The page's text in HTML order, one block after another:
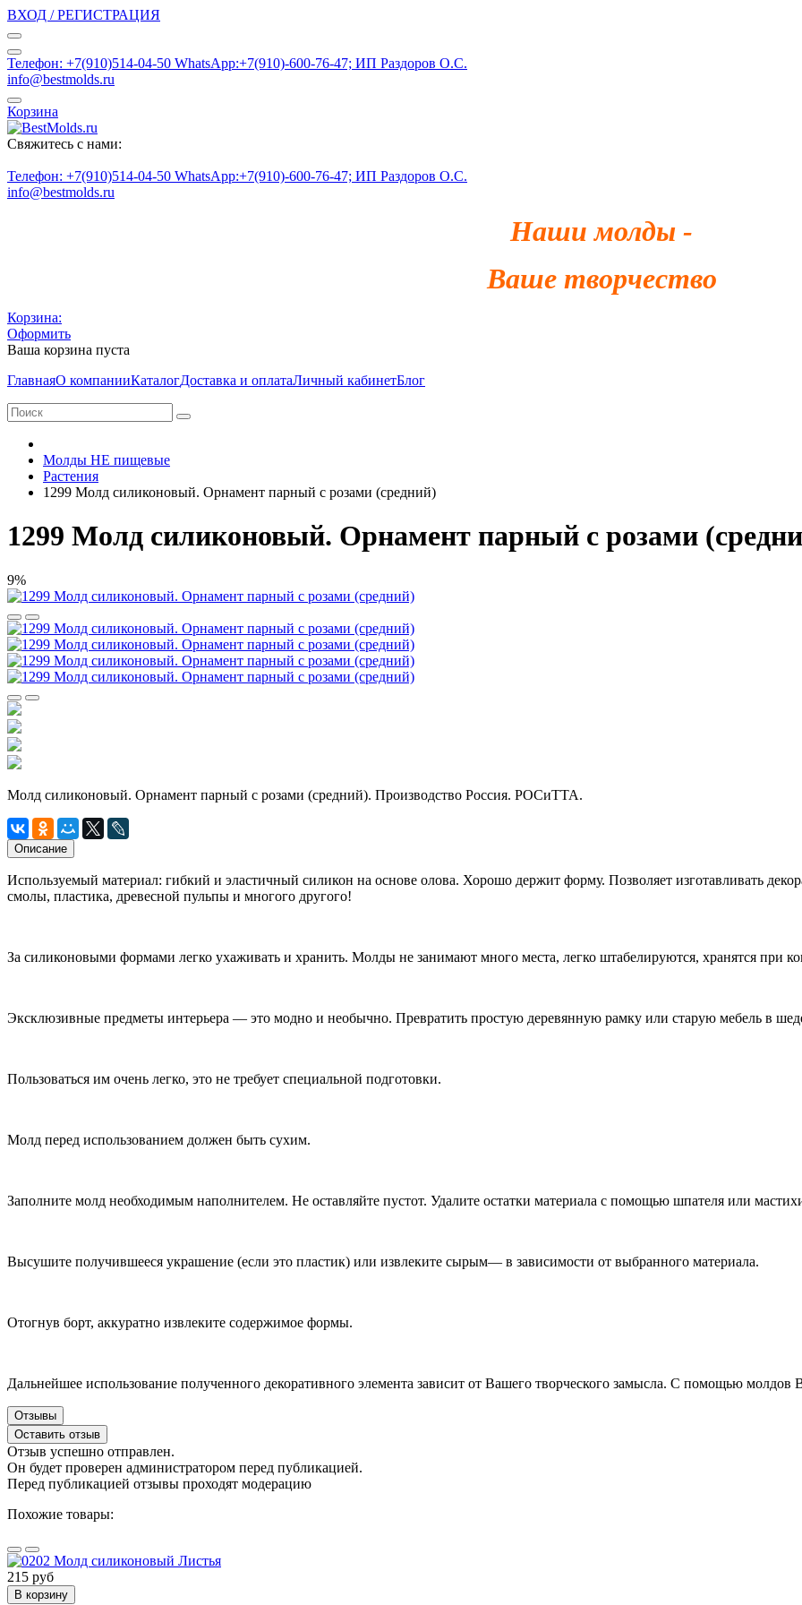
ВХОД / РЕГИСТРАЦИЯ
Телефон: +7(910)514-04-50 WhatsApp:+7(910)-600-76-47; ИП Раздоров О.С.
info@bestmolds.ru
Корзина
Свяжитесь с нами:
Телефон: +7(910)514-04-50 WhatsApp:+7(910)-600-76-47; ИП Раздоров О.С.
info@bestmolds.ru
Наши молды -
Ваше творчество
Корзина:
Оформить
Ваша корзина пуста
ГлавнаяО компанииКаталогДоставка и оплатаЛичный кабинетБлог
Молды НЕ пищевые
Растения
1299 Молд силиконовый. Орнамент парный с розами (средний)
1299 Молд силиконовый. Орнамент парный с розами
9%
Молд силиконовый. Орнамент парный с розами (средний). Производство Россия. РОСиТТА.
Описание
Используемый материал: гибкий и эластичный силикон на основе олова. Хорошо держит форму. Позволяет изготавливать
смолы, пластика, древесной пульпы и многого другого!
За силиконовыми формами легко ухаживать и хранить. Молды не занимают много места, легко штабелируются, хранятся при
Эксклюзивные предметы интерьера — это модно и необычно. Превратить простую деревянную рамку или старую мебель в
Пользоваться им очень легко, это не требует специальной подготовки.
Молд перед использованием должен быть сухим.
Заполните молд необходимым наполнителем. Не оставляйте пустот. Удалите остатки материала с помощью шпателя или
Высушите получившееся украшение (если это пластик) или извлеките сырым— в зависимости от выбранного материала.
Отогнув борт, аккуратно извлеките содержимое формы.
Дальнейшее использование полученного декоративного элемента зависит от Вашего творческого замысла. С помощью
Отзывы
Оставить отзыв
Отзыв успешно отправлен.
Он будет проверен администратором перед публикацией.
Перед публикацией отзывы проходят модерацию
Похожие товары:
215 руб
В корзину